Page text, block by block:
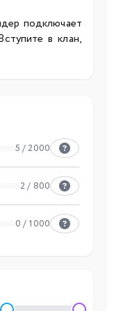
подключает
в клан,
5 / 2000
2 / 800
0 / 1000